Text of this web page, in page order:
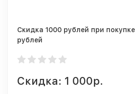
Скидка 1000 рублей при
рублей
Скидка: 1 000р.